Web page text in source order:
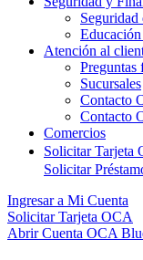
Seguridad
Atención al
Preguntas
Sucursales
Contacto
Contacto
Comercios
Solicitar Tarjeta
Solicitar
Ingresar a Mi Cuenta
Solicitar Tarjeta OCA
Abrir Cuenta OCA